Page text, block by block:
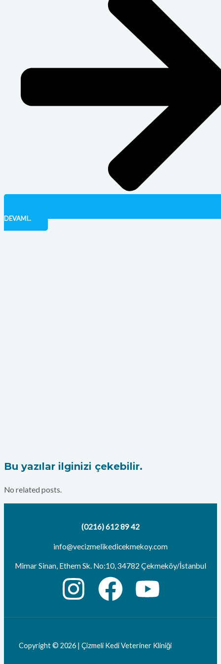
DEVAMI..
Bu yazılar ilginizi çekebilir.
No related posts.
(0216) 612 89 42
info@vecizmelikedicekmekoy.com
Mimar Sinan, Ethem Sk. No:10, 34782 Çekmeköy/İstanbul
Copyright © 2026 | Çizmeli Kedi Veteriner Kliniği